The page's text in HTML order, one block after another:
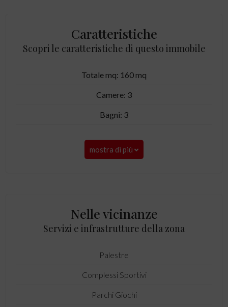
Caratteristiche
Scopri le caratteristiche di questo immobile
Totale mq: 160 mq
Camere: 3
Bagni: 3
mostra di più
Nelle vicinanze
Servizi e infrastrutture della zona
Palestre
Complessi Sportivi
Parchi Giochi